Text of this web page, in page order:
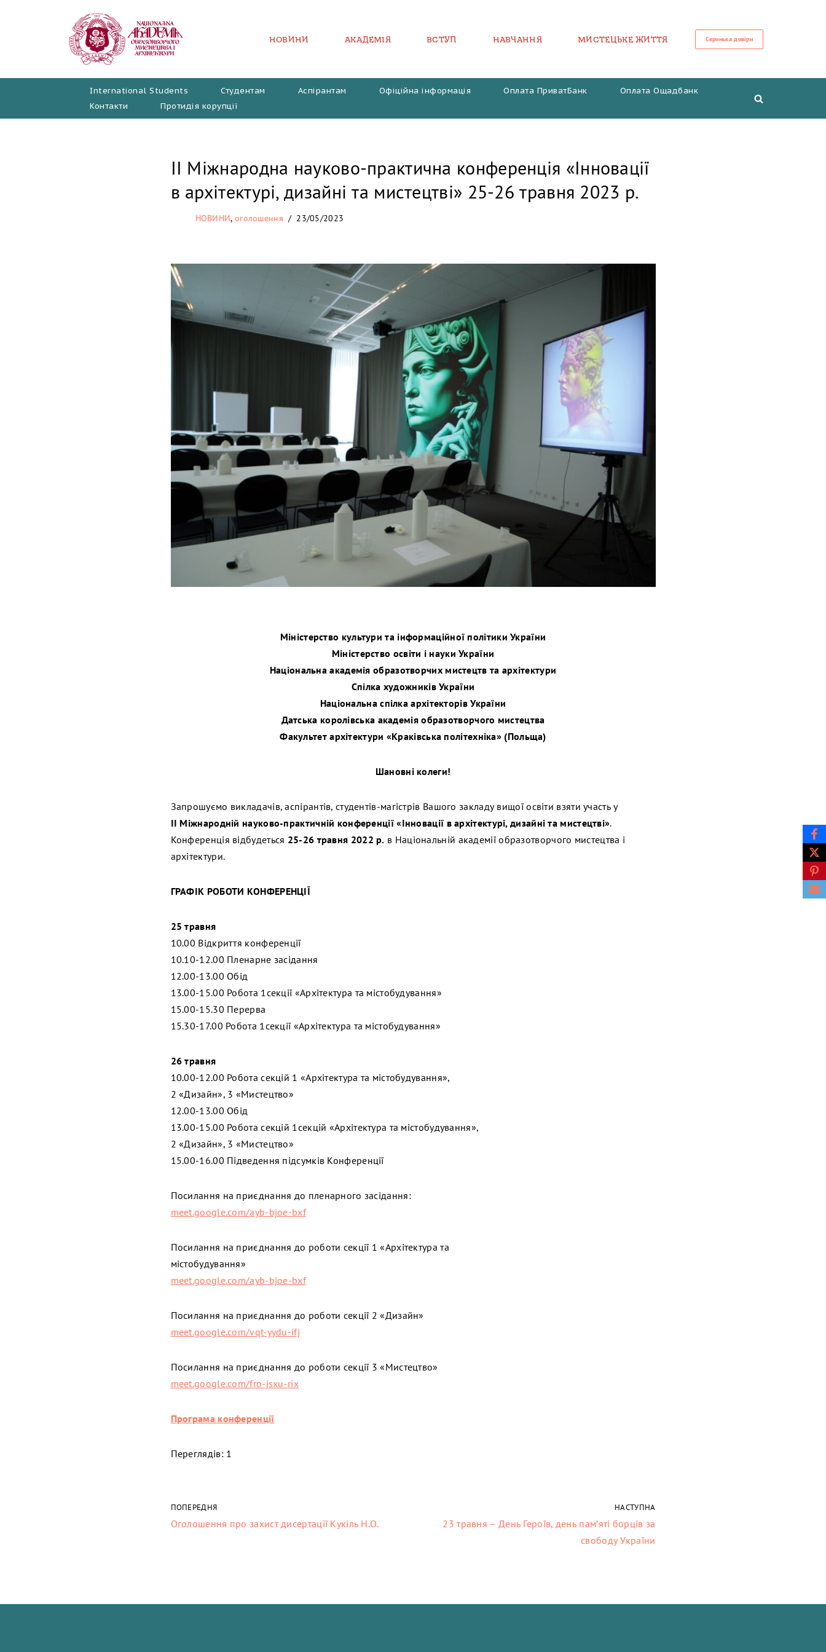
НОВИНИ АКАДЕМІЯ ВСТУП НАВЧАННЯ МИСТЕЦЬКЕ ЖИТТЯ Скринька довіри
International Students Студентам Аспірантам Офіційна інформація Оплата ПриватБанк
Оплата Ощадбанк
Контакти
Протидія корупції
ІІ Міжнародна науково-практична конференція «Інновації
в архітектурі, дизайні та мистецтві» 25-26 травня 2023 р.
НОВИНИ, оголошення 23/05/2023
Міністерство культури та інформаційної політики України
Міністерство освіти і науки України
Національна академія образотворчих мистецтв та архітектури
Спілка художників України
Національна спілка архітекторів України
Датська королівська академія образотворчого мистецтва
Факультет архітектури «Краківська політехніка» (Польща)
Шановні колеги!
Запрошуємо викладачів, аспірантів, студентів-магістрів Вашого закладу вищої освіти взяти участь у
ІІ Міжнародній науково-практичній конференції «Інновації в архітектурі, дизайні та мистецтві».
Конференція відбудеться 25-26 травня 2022 р. в Національній академії образотворчого мистецтва і
архітектури.
ГРАФІК РОБОТИ КОНФЕРЕНЦІЇ
25 травня
10.00 Відкриття конференції
10.10-12.00 Пленарне засідання
12.00-13.00 Обід
13.00-15.00 Робота 1секції «Архітектура та містобудування»
15.00-15.30 Перерва
15.30-17.00 Робота 1секції «Архітектура та містобудування»
26 травня
10.00-12.00 Робота секцій 1 «Архітектура та містобудування»,
2 «Дизайн», 3 «Мистецтво»
12.00-13.00 Обід
13.00-15.00 Робота секцій 1секцій «Архітектура та містобудування»,
2 «Дизайн», 3 «Мистецтво»
15.00-16.00 Підведення підсумків Конференції
Посилання на приєднання до пленарного засідання:
meet.google.com/ayb-bjoe-bxf
Посилання на приєднання до роботи секції 1 «Архітектура та
містобудування»
meet.google.com/ayb-bjoe-bxf
Посилання на приєднання до роботи секції 2 «Дизайн»
meet.google.com/vqt-yydu-ifj
Посилання на приєднання до роботи секції 3 «Мистецтво»
meet.google.com/fro-jsxu-rix
Програма конференції
Переглядів: 1
ПОПЕРЕДНЯ
Оголошення про захист дисертації Кукіль Н.О.
НАСТУПНА
23 травня – День Героїв, день пам’яті борців за
свободу України